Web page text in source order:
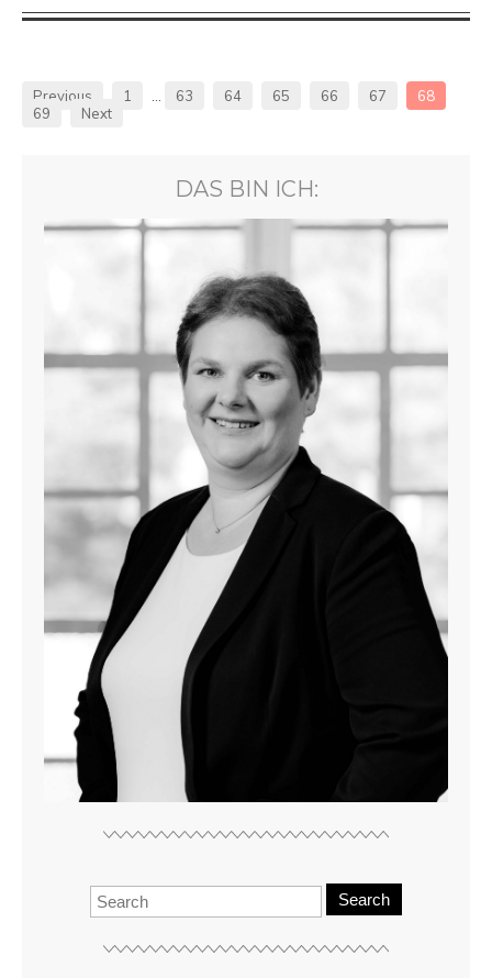
Previous 1 63 64 65 66 67
68
69
Next
DAS BIN ICH:
Search